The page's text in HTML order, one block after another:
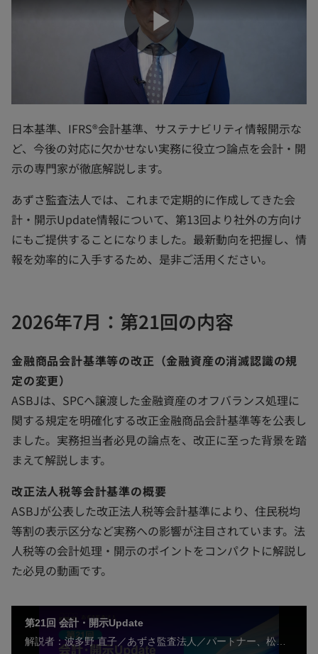
P
l
a
y
V
i
e
o
日本基準、IFRS®会計基準、サステナビリティ情報開示な
ど、今後の対応に欠かせない実務に役立つ論点を会計・開
示の専門家が徹底解説します。
あずさ監査法人では、これまで定期的に作成してきた会
計・開示Update情報について、第13回より社外の方向け
にもご提供することになりました。最新動向を把握し、情
報を効率的に入手するため、是非ご活用ください。
2026年7月：第21回の内容
金融商品会計基準等の改正（金融資産の消滅認識の規
定の変更）
ASBJは、SPCへ譲渡した金融資産のオフバランス処理に
関する規定を明確化する改正金融商品会計基準等を公表し
ました。実務担当者必見の論点を、改正に至った背景を踏
まえて解説します。
改正法人税等会計基準の概要
ASBJが公表した改正法人税等会計基準により、住民税均
等割の表示区分など実務への影響が注目されています。法
人税等の会計処理・開示のポイントをコンパクトに解説し
た必見の動画です。
第21回 会計・開示Update
解説者：波多野 直子／あずさ監査法人／パートナー、松本 賀雄／あずさ監査法人／シニアマネジャー